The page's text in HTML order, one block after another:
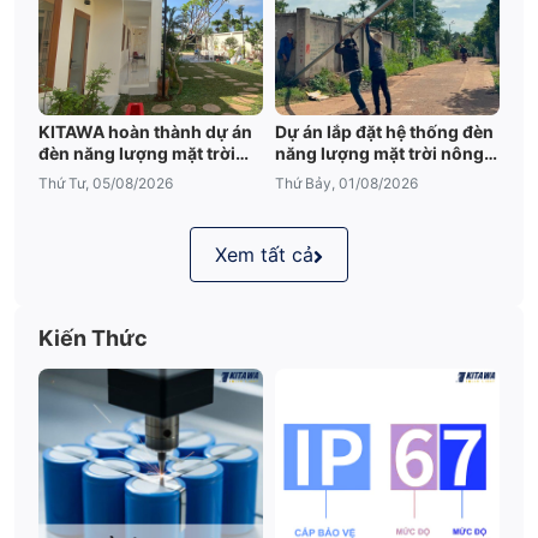
mặt trời 300W
Ưu điểm
Đèn năng lượng mặt trời 300W lắp đặt dễ dàng,
nhanh chóng
KITAWA hoàn thành dự án
đèn năng lượng mặt trời
sân vườn UFO 600W tại
Đắk Lắk
Thứ Tư, 05/08/2026
Dự án lắp đặt hệ thống đèn
năng lượng mặt trời nông
trại tại Đắk Lắk
Thứ Bảy, 01/08/2026
Xem tất cả
Kiến Thức